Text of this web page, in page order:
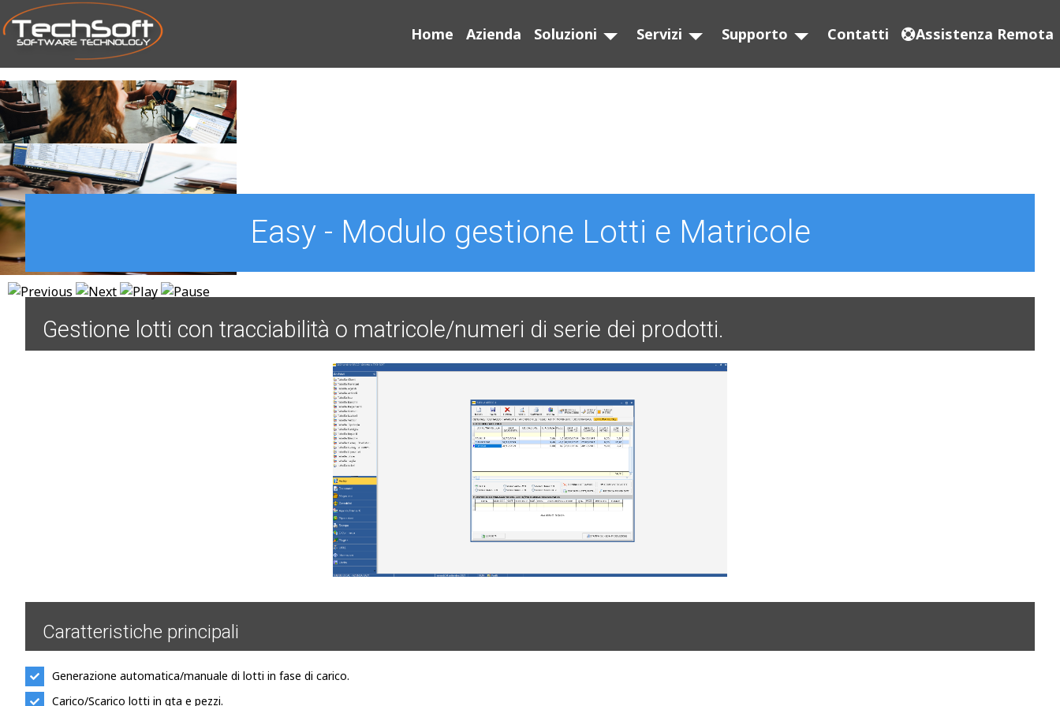
SKIP TO MAIN CONTENT
Home Azienda Soluzioni Servizi Supporto Contatti Assistenza Remota
Easy - Modulo gestione Lotti e Matricole
Gestione lotti con tracciabilità o matricole/numeri di serie dei prodotti.
Caratteristiche principali
Generazione automatica/manuale di lotti in fase di carico.
Carico/Scarico lotti in qta e pezzi.